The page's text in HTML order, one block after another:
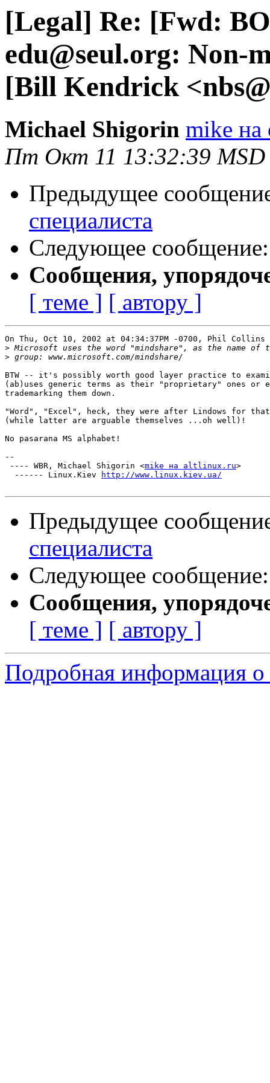
[Legal] Re: [Fwd:
edu@seul.org: Non-
[Bill Kendrick
Michael Shigorin mike на
Пт Окт 11 13:32:39 MSD
Предыдущее
специалиста
Следующее
Сообщения,
[ теме ] [ автору ]
On Thu, Oct 10, 2002 at 04:34:37PM -0700, Phil Collins
>
>
BTW -- it's possibly worth good layer practice to
(ab)uses generic terms as their "proprietary" ones or
trademarking them down.
"Word", "Excel", heck, they were after Lindows for
(while latter are arguable themselves ...oh well)!
No pasarana MS alphabet!
--
---- WBR, Michael Shigorin <mike на altlinux.ru>
  ------ Linux.Kiev
http://www.linux.kiev.ua/
Предыдущее
специалиста
Следующее
Сообщения,
[ теме ] [ автору ]
Подробная информация о